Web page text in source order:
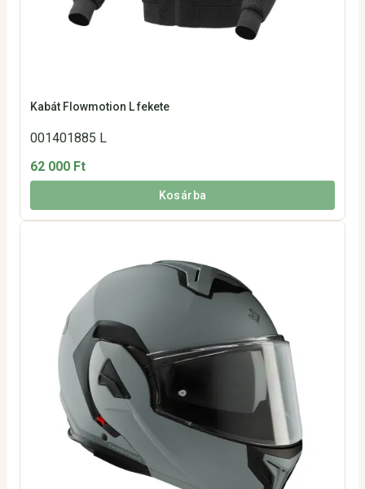
Kabát Flowmotion L fekete
001401885 L
62 000 Ft
Kosárba